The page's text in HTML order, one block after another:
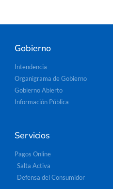
Gobierno
Intendencia
Organigrama de Gobierno
Gobierno Abierto
Información Pública
Servicios
Pagos Online
Salta Activa
Defensa del Consumidor